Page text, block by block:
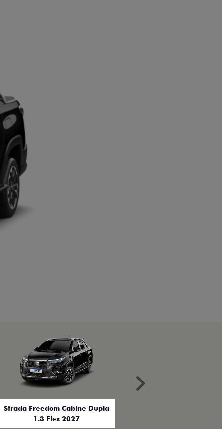
Strada Freedom Cabine Dupla
1.3 Flex 2027
Próximo